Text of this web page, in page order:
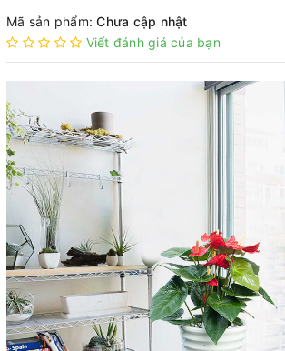
Mã sản phẩm:Chưa cập nhật
Viết đánh giá của bạn